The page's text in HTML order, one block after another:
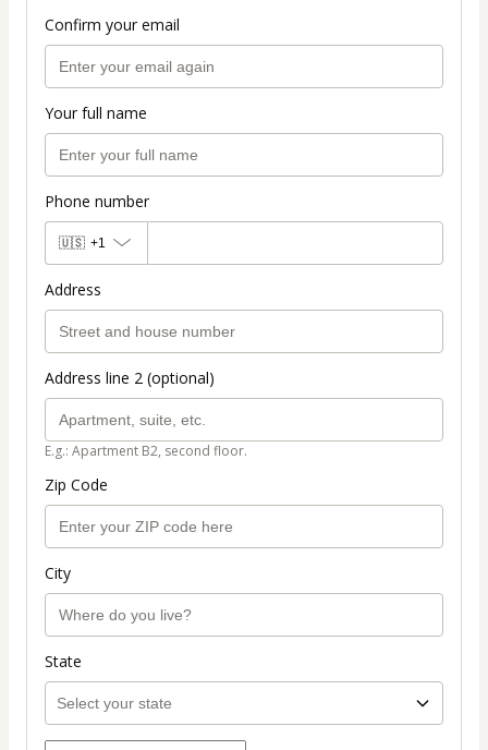
Confirm your email
Your full name
Phone number
🇺🇸 +1
Address
Address line 2 (optional)
E.g.: Apartment B2, second floor.
Zip Code
City
State